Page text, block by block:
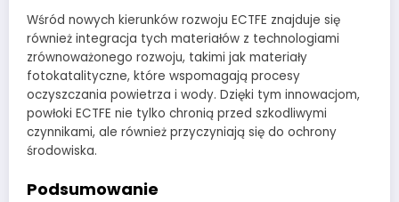
Wśród nowych kierunków rozwoju ECTFE znajduje się
również integracja tych materiałów z technologiami
zrównoważonego rozwoju, takimi jak materiały
fotokatalityczne, które wspomagają procesy
oczyszczania powietrza i wody. Dzięki tym innowacjom,
powłoki ECTFE nie tylko chronią przed szkodliwymi
czynnikami, ale również przyczyniają się do ochrony
środowiska.
Podsumowanie